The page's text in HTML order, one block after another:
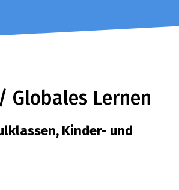
Lernen
Kinder- und